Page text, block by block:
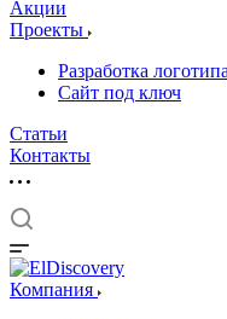
Акции
Проекты
Разработка логотипа
Сайт под ключ
Статьи
Контакты
Компания